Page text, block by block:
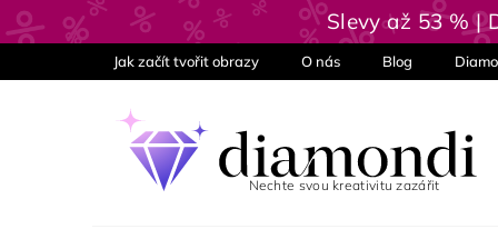
Přejít
na
Slevy až 53 % |
Jak začít tvořit obrazy O nás Blog